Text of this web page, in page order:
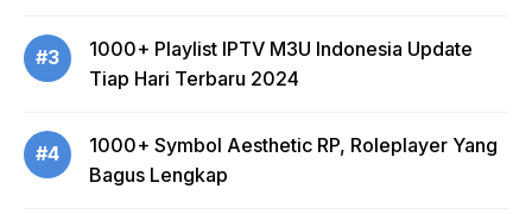
#3
1000+ Playlist IPTV M3U Indonesia Update
Tiap Hari Terbaru 2024
#4
1000+ Symbol Aesthetic RP, Roleplayer Yang
Bagus Lengkap